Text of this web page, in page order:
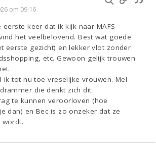
om 09:16
eerste keer dat ik kijk naar MAFS
het veelbelovend. Best wat goede
eerste gezicht) en lekker vlot zonder
etc. Gewoon gelijk trouwen
ik tot nu toe vreselijke vrouwen. Mel
die denkt zich dit
te kunnen veroorloven (hoe
dan) en Bec is zo onzeker dat ze
wordt.